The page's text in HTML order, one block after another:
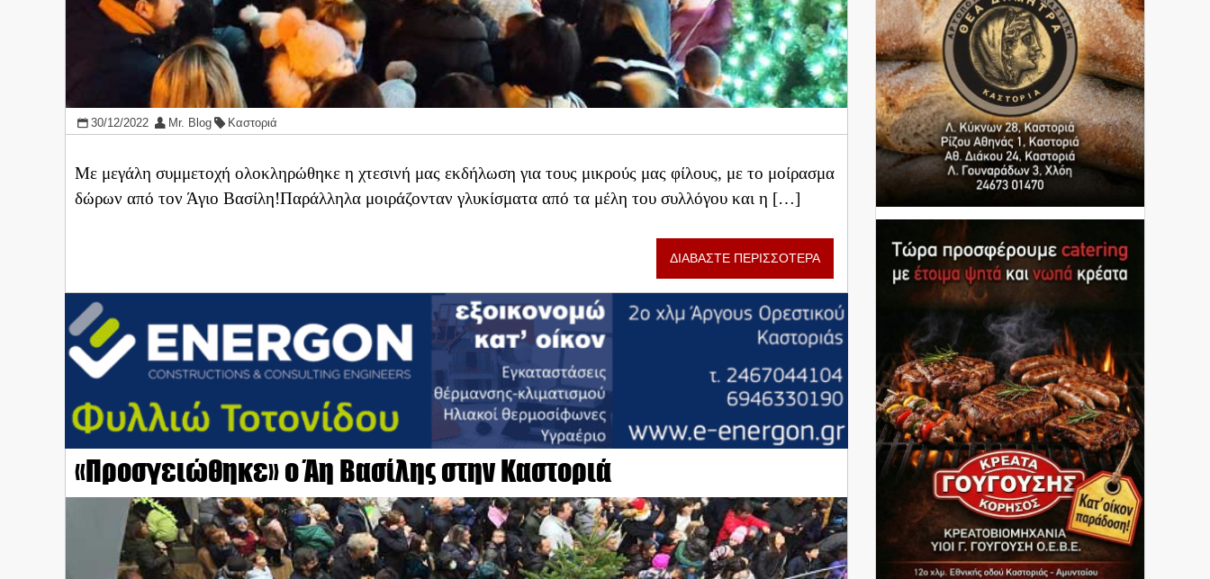
30/12/2022 Mr. Blog Καστοριά
Με μεγάλη συμμετοχή ολοκληρώθηκε η χτεσινή μας εκδήλωση για τους μικρούς μας φίλους, με το μοίρασμα
δώρων από τον Άγιο Βασίλη!Παράλληλα μοιράζονταν γλυκίσματα από τα μέλη του συλλόγου και η […]
ΔΙΑΒΑΣΤΕ ΠΕΡΙΣΣΟΤΕΡΑ
«Προσγειώθηκε» ο Άη Βασίλης στην Καστοριά